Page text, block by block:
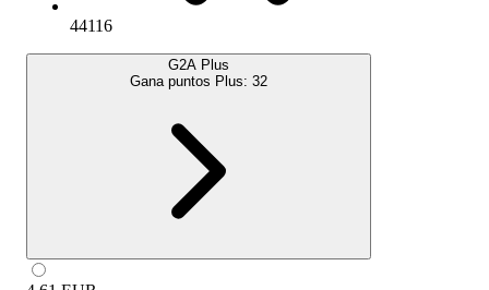
44116
G2A Plus
Gana puntos Plus: 32